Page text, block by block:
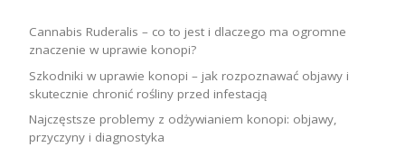
Cannabis Ruderalis – co to jest i dlaczego ma ogromne
znaczenie w uprawie konopi?
Szkodniki w uprawie konopi – jak rozpoznawać objawy i
skutecznie chronić rośliny przed infestacją
Najczęstsze problemy z odżywianiem konopi: objawy,
przyczyny i diagnostyka